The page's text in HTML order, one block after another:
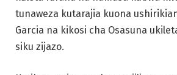
tunaweza kutarajia kuona
Garcia na kikosi cha Osasuna
siku zijazo.